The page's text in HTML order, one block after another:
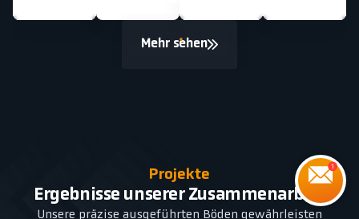
Mehr sehen
Projekte
Ergebnisse unserer Zusammenarbeit
Unsere präzise ausgeführten Böden gewährleisten